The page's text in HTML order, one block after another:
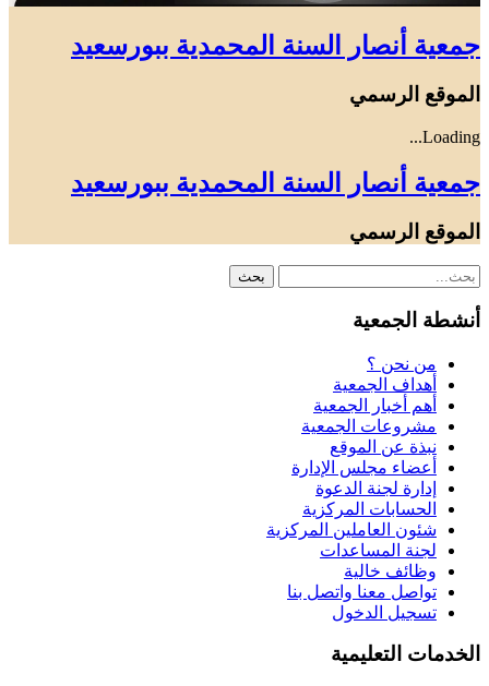
جمعية أنصار السنة المحمدية ببورسعيد
الموقع الرسمي
Loading...
جمعية أنصار السنة المحمدية ببورسعيد
الموقع الرسمي
أنشطة الجمعية
من نحن ؟
أهداف الجمعية
أهم أخبار الجمعية
مشروعات الجمعية
نبذة عن الموقع
أعضاء مجلس الإدارة
إدارة لجنة الدعوة
الحسابات المركزية
شئون العاملين المركزية
لجنة المساعدات
وظائف خالية
تواصل معنا واتصل بنا
تسجيل الدخول
الخدمات التعليمية